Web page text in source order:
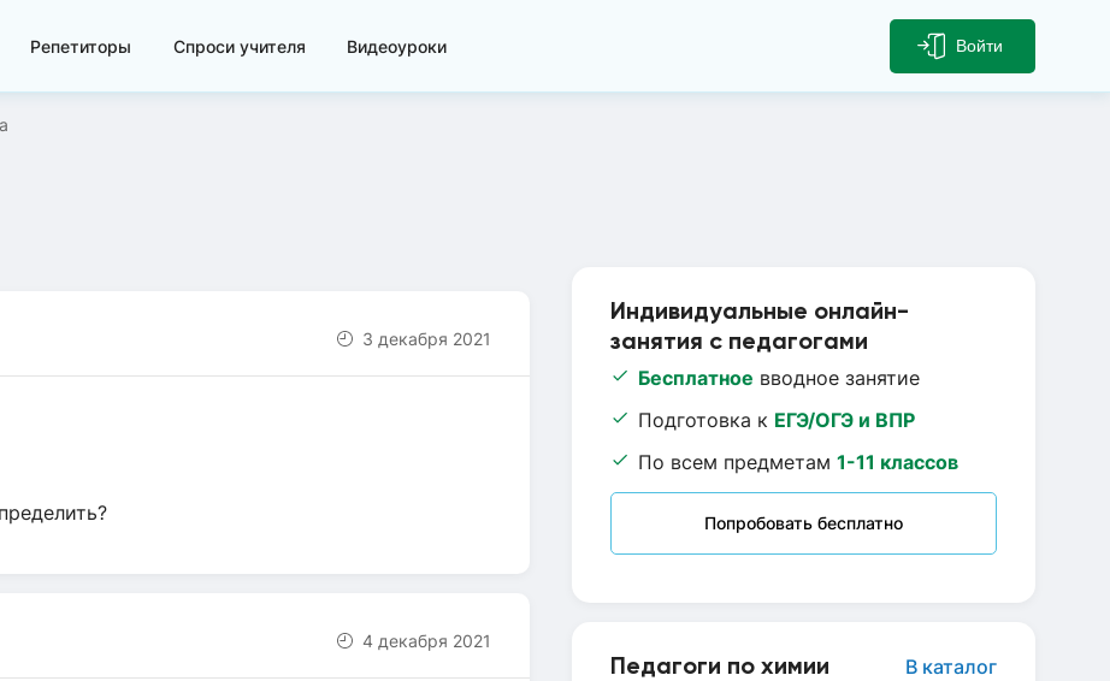
Репетиторы Спроси учителя Видеоуроки Войти
Индивидуальные онлайн-
занятия с педагогами
Бесплатное вводное занятие
Подготовка к ЕГЭ/ОГЭ и ВПР
По всем предметам 1-11 классов
Попробовать бесплатно
Педагоги по химии В каталог
3 декабря 2021
4 декабря 2021